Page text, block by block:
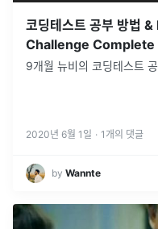
코딩테스트 공부 방법
Challenge Complete
9개월 뉴비의 코딩테스트
2020년 6월 1일 · 1 개의 댓글
by Wannte